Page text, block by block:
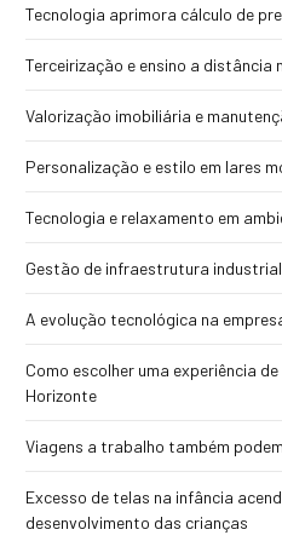
Tecnologia aprimora cálculo de
Terceirização e ensino a distância
Valorização imobiliária e
Personalização e estilo em lares
Tecnologia e relaxamento em
Gestão de infraestrutura
A evolução tecnológica na
Como escolher uma experiência
Horizonte
Viagens a trabalho também
Excesso de telas na infância
desenvolvimento das crianças